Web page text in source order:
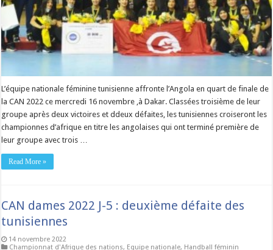
L’équipe nationale féminine tunisienne affronte l’Angola en quart de finale de
la CAN 2022 ce mercredi 16 novembre ,à Dakar. Classées troisième de leur
groupe après deux victoires et ddeux défaites, les tunisiennes croiseront les
championnes d’afrique en titre les angolaises qui ont terminé première de
leur groupe avec trois …
Read More »
CAN dames 2022 J-5 : deuxième défaite des
tunisiennes
14 novembre 2022
Championnat d'Afrique des nations, Equipe nationale, Handball féminin